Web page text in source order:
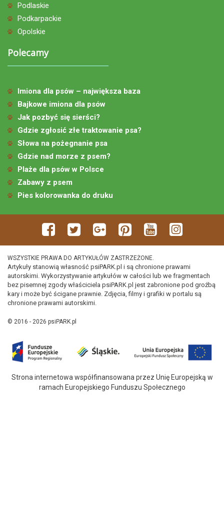
Podlaskie
Podkarpackie
Opolskie
Polecamy
Imiona dla psów – największa baza
Bajkowe imiona dla psów
Jak pozbyć się sierści?
Gdzie zgłosić złe traktowanie psa?
Słowa na pożegnanie psa
Gdzie nad morze z psem?
Plaże dla psów w Polsce
Zabawy z psem
Pies kolorowanka do druku
WSZYSTKIE PRAWA DO ARTYKUŁÓW ZASTRZEŻONE.
Artykuły stanowią własność psiPARK.pl i są chronione prawami
autorskimi. Wykorzystywanie artykułów w całości lub we fragmentach
bez pisemnej zgody właściciela psiPARK.pl jest zabronione pod groźbą
kary i może być ścigane prawnie. Zdjęcia, filmy i grafiki w portalu są
chronione prawami autorskimi.
© 2016 - 2026 psiPARK.pl
Strona internetowa współfinansowana przez Unię Europejską w
ramach Europejskiego Funduszu Społecznego